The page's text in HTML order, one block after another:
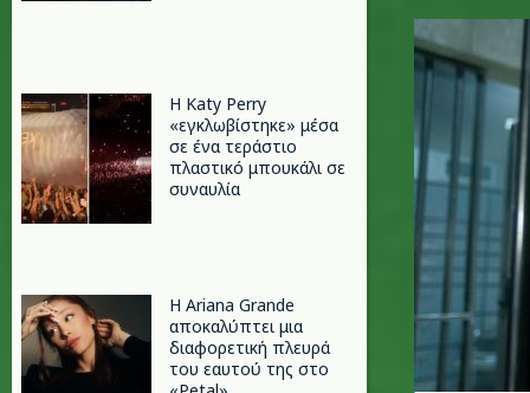
H Katy Perry
«εγκλωβίστηκε» μέσα
σε ένα τεράστιο
πλαστικό μπουκάλι σε
συναυλία
Η Ariana Grande
αποκαλύπτει μια
διαφορετική πλευρά
του εαυτού της στο